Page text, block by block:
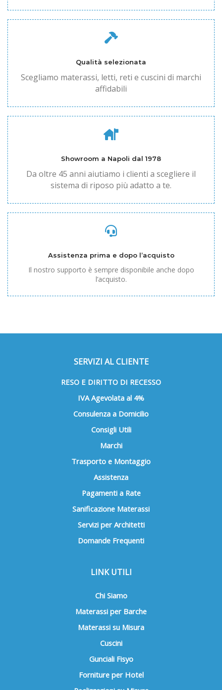
Qualità selezionata
Scegliamo materassi, letti, reti e cuscini di marchi
affidabili
Showroom a Napoli dal 1978
Da oltre 45 anni aiutiamo i clienti a scegliere il
sistema di riposo più adatto a te.
Assistenza prima e dopo l’acquisto
Il nostro supporto è sempre disponibile anche dopo
l’acquisto.
SERVIZI AL CLIENTE
RESO E DIRITTO DI RECESSO
IVA Agevolata al 4%
Consulenza a Domicilio
Consigli Utili
Marchi
Trasporto e Montaggio
Assistenza
Pagamenti a Rate
Sanificazione Materassi
Servizi per Architetti
Domande Frequenti
LINK UTILI
Chi Siamo
Materassi per Barche
Materassi su Misura
Cuscini
Gunciali Fisyo
Forniture per Hotel